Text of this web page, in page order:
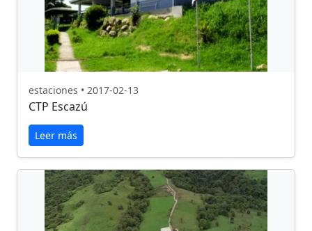
estaciones • 2017-02-13
CTP Escazú
Leer más